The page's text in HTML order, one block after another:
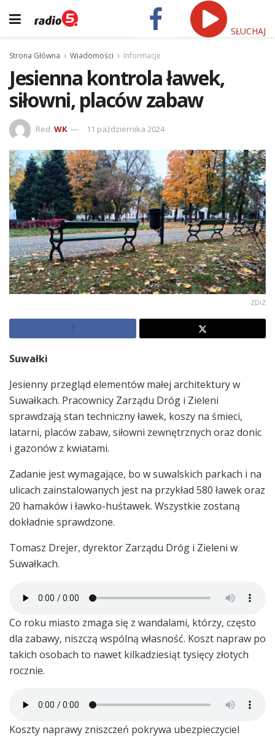
SŁUCHAJ
Strona Główna Wiadomości Informacje
Jesienna kontrola ławek,
siłowni, placów zabaw
Red. WK 11 października 2024
ZDiZ
Suwałki
Jesienny przegląd elementów małej architektury w
Suwałkach. Pracownicy Zarządu Dróg i Zieleni
sprawdzają stan techniczny ławek, koszy na śmieci,
latarni, placów zabaw, siłowni zewnętrznych oraz donic
i gazonów z kwiatami.
Zadanie jest wymagające, bo w suwalskich parkach i na
ulicach zainstalowanych jest na przykład 580 ławek oraz
20 hamaków i ławko-huśtawek. Wszystkie zostaną
dokładnie sprawdzone.
Tomasz Drejer, dyrektor Zarządu Dróg i Zieleni w
Suwałkach.
Co roku miasto zmaga się z wandalami, którzy, często
dla zabawy, niszczą wspólną własność. Koszt napraw po
takich osobach to nawet kilkadziesiąt tysięcy złotych
rocznie.
Koszty naprawy zniszczeń pokrywa ubezpieczyciel